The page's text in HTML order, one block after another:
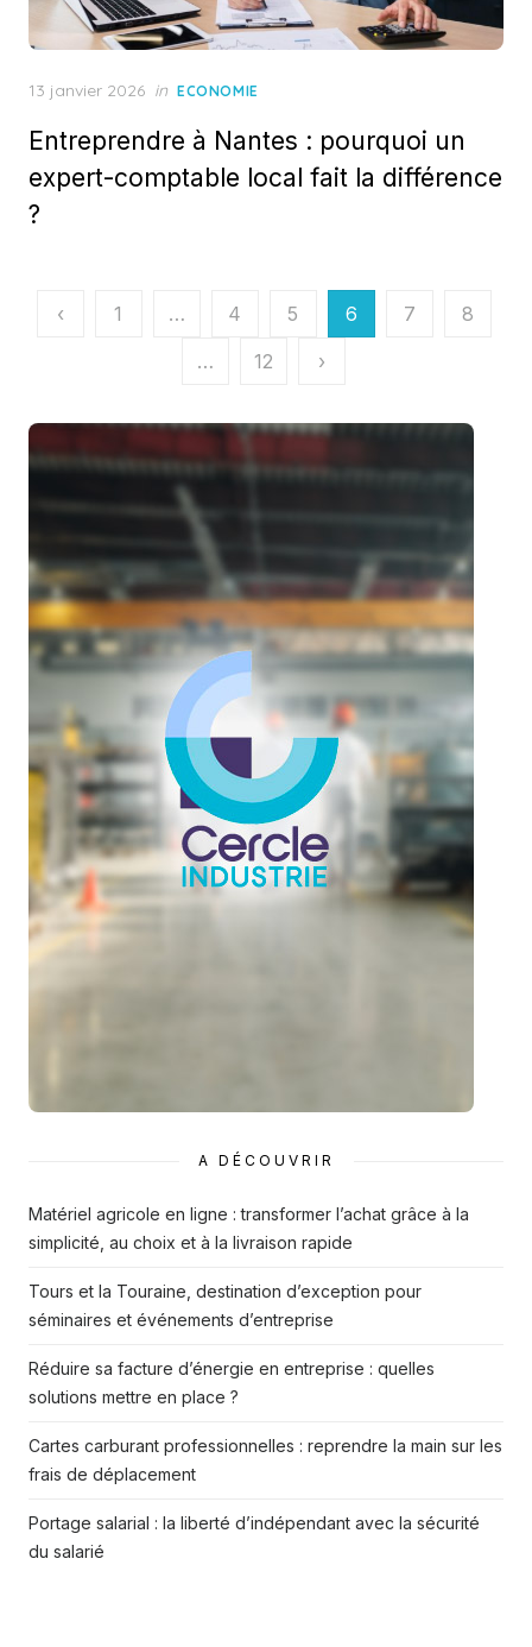
Posted
13 janvier 2026 in ECONOMIE
Entreprendre à Nantes : pourquoi un
expert-comptable local fait la différence
?
Pagination
‹ 1 … 4 5 6 7
8
…
12 ›
A DÉCOUVRIR
Matériel agricole en ligne : transformer l’achat grâce à la
simplicité, au choix et à la livraison rapide
Tours et la Touraine, destination d’exception pour
séminaires et événements d’entreprise
Réduire sa facture d’énergie en entreprise : quelles
solutions mettre en place ?
Cartes carburant professionnelles : reprendre la main sur les
frais de déplacement
Portage salarial : la liberté d’indépendant avec la sécurité
du salarié